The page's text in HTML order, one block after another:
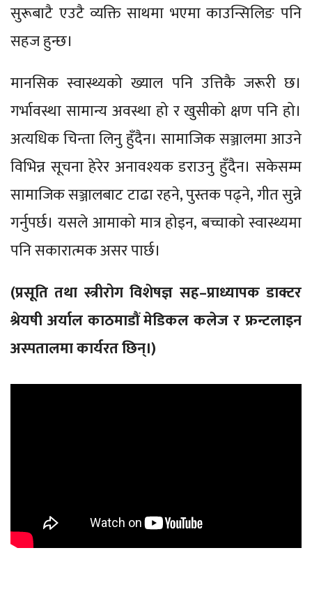
सुरूबाटै एउटै व्यक्ति साथमा भएमा काउन्सिलिङ पनि
सहज हुन्छ।
मानसिक स्वास्थ्यको ख्याल पनि उत्तिकै जरूरी छ।
गर्भावस्था सामान्य अवस्था हो र खुसीको क्षण पनि हो।
अत्यधिक चिन्ता लिनु हुँदैन। सामाजिक सञ्जालमा आउने
विभिन्न सूचना हेरेर अनावश्यक डराउनु हुँदैन। सकेसम्म
सामाजिक सञ्जालबाट टाढा रहने, पुस्तक पढ्ने, गीत सुन्ने
गर्नुपर्छ। यसले आमाको मात्र होइन, बच्चाको स्वास्थ्यमा
पनि सकारात्मक असर पार्छ।
(प्रसूति तथा स्त्रीरोग विशेषज्ञ सह–प्राध्यापक डाक्टर
श्रेयषी अर्याल काठमाडौं मेडिकल कलेज र फ्रन्टलाइन
अस्पतालमा कार्यरत छिन्।)